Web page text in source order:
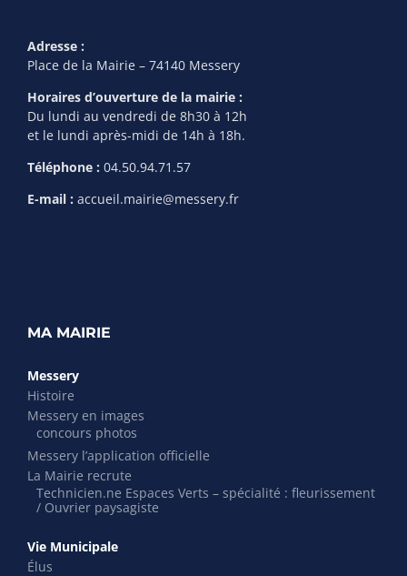
Adresse :
Place de la Mairie – 74140 Messery
Horaires d’ouverture de la mairie :
Du lundi au vendredi de 8h30 à 12h
et le lundi après-midi de 14h à 18h.
Téléphone : 04.50.94.71.57
E-mail : accueil.mairie@messery.fr
MA MAIRIE
Messery
Histoire
Messery en images
concours photos
Messery l’application officielle
La Mairie recrute
Technicien.ne Espaces Verts – spécialité : fleurissement
/ Ouvrier paysagiste
Vie Municipale
Élus